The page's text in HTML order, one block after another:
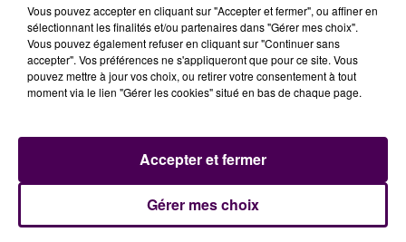
7 août 2026
Gagnez vos pass pour le V and B Fest' 2026 !
11 juillet 2026
Kids !
Gagnez vos entrées pour Papéa Parc !
Vous pouvez accepter en cliquant sur "Accepter et fermer", ou affiner en
sélectionnant les finalités et/ou partenaires dans "Gérer mes choix".
Vous pouvez également refuser en cliquant sur "Continuer sans
accepter". Vos préférences ne s'appliqueront que pour ce site. Vous
pouvez mettre à jour vos choix, ou retirer votre consentement à tout
moment via le lien "Gérer les cookies" situé en bas de chaque page.
Gérer mes choix
Accepter et fermer